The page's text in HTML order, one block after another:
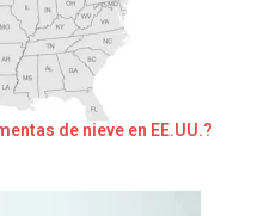
de nieve en EE.UU.?